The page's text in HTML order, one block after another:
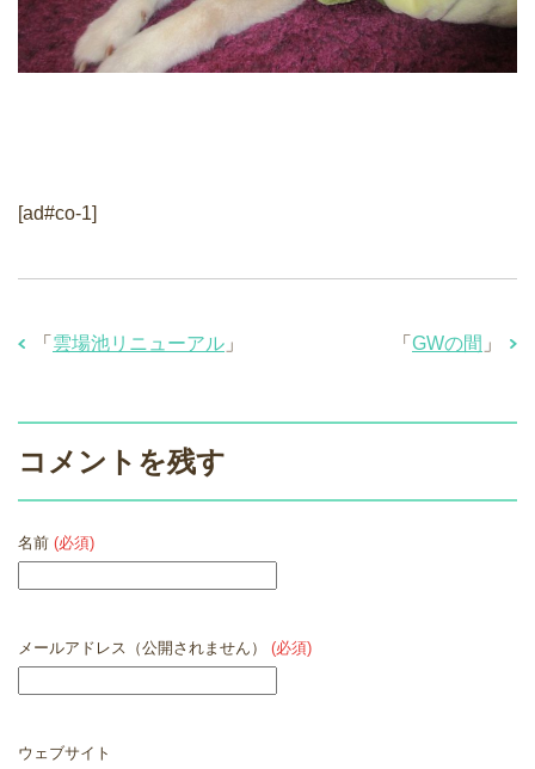
[ad#co-1]
「 GWの間 」
「 雲場池リニューアル 」
コメントを残す
名前 (必須)
メールアドレス（公開されません） (必須)
ウェブサイト